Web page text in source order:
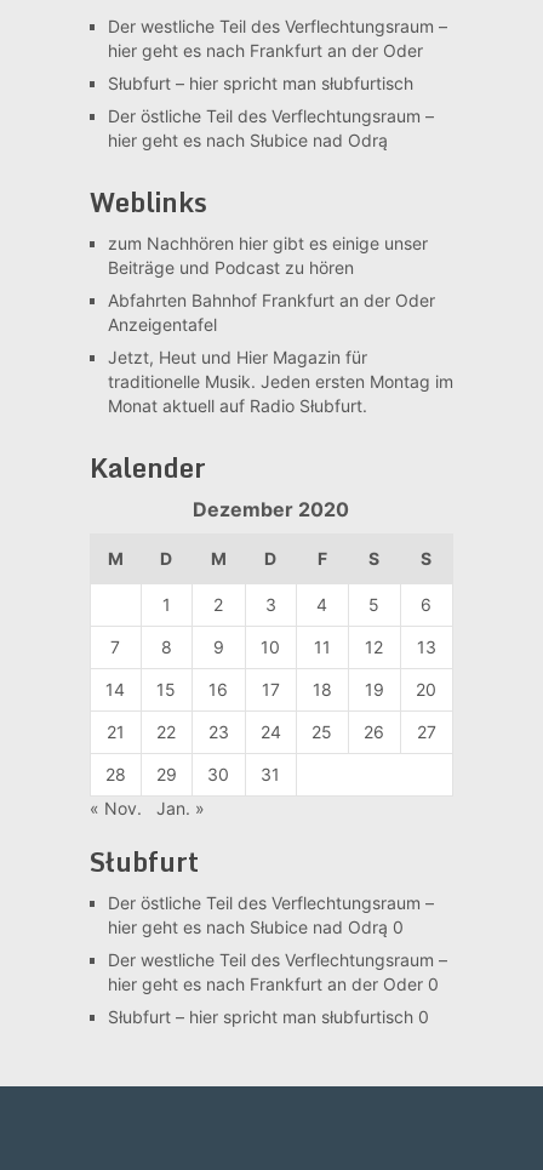
Der westliche Teil des Verflechtungsraum –
hier geht es nach Frankfurt an der Oder
Słubfurt –hier spricht man słubfurtisch
Der östliche Teil des Verflechtungsraum –
hier geht es nach Słubice nad Odrą
Weblinks
zum Nachhören hier gibt es einige unser
Beiträge und Podcast zu hören
Abfahrten Bahnhof Frankfurt an der Oder
Anzeigentafel
Jetzt, Heut und HierMagazin für
traditionelle Musik. Jeden ersten Montag im
Monat aktuell auf Radio Słubfurt.
Kalender
Dezember 2020
M D M D F S S
1 2 3 4 5 6
7 8 9 10 11 12 13
14 15 16 17 18 19 20
21 22 23 24 25 26 27
28 29 30
31
« Nov.
Jan. »
Słubfurt
Der östliche Teil des Verflechtungsraum –
hier geht es nach Słubice nad Odrą 0
Der westliche Teil des Verflechtungsraum –
hier geht es nach Frankfurt an der Oder 0
Słubfurt –hier spricht man słubfurtisch 0